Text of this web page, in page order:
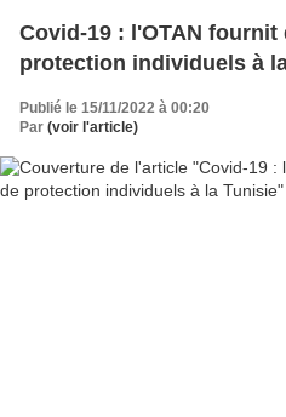
Covid-19 : l'OTAN
protection individuels à
Publié le 15/11/2022 à 00:20
Par (voir l'article)